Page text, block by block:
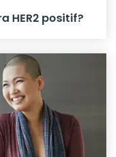
HER2 positif?